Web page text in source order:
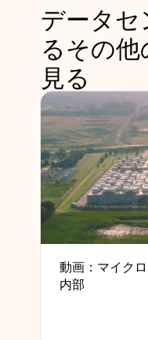
データセ
るその
見る
動画：マイク
内部